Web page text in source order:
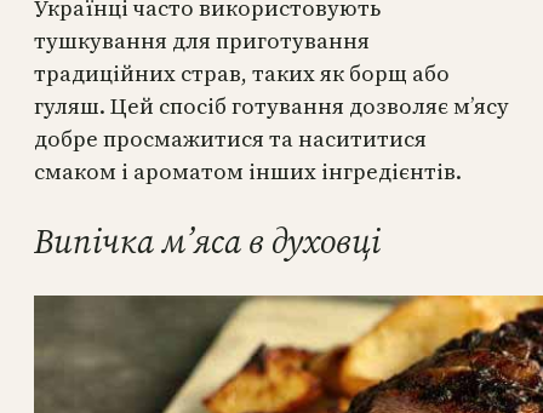
Українці часто використовують
тушкування для приготування
традиційних страв, таких як борщ або
гуляш. Цей спосіб готування дозволяє м’ясу
добре просмажитися та насититися
смаком і ароматом інших інгредієнтів.
Випічка м’яса в духовці